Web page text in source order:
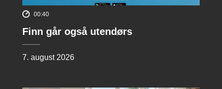
00:40
Finn går også utendørs
7. august 2026